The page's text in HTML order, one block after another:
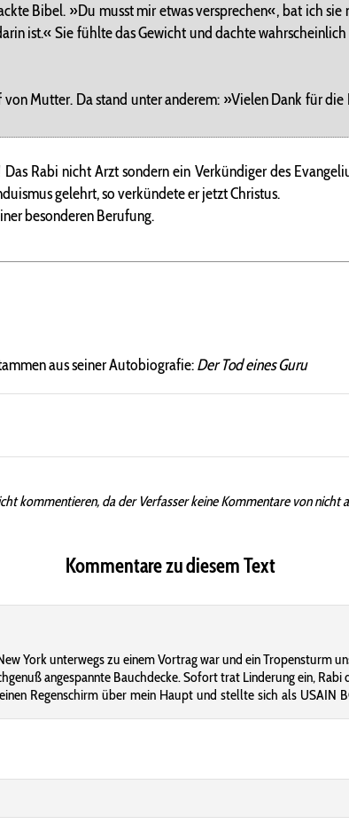
Bibel. »Du musst mir etwas versprechen«, bat ich
ist.« Sie fühlte das Gewicht und dachte
Mutter. Da stand unter anderem: »Vielen Dank für
Rabi nicht Arzt sondern ein Verkündiger des
gelehrt, so verkündete er jetzt Christus.
besonderen Berufung.
aus seiner Autobiografie:Der Tod eines Guru
kommentieren, da der Verfasser keine Kommentare von nicht
Kommentare zu diesem Text
York unterwegs zu einem Vortrag war und ein Tropensturm
angespannte Bauchdecke. Sofort trat Linderung ein,
Regenschirm über mein Haupt und stellte sich als USAIN